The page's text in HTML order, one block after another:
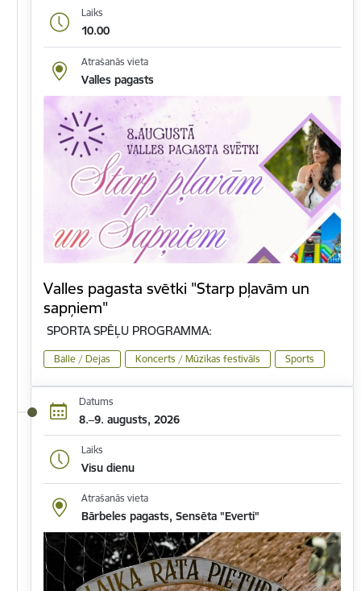
Laiks
10.00
Atrašanās vieta
Valles pagasts
Valles pagasta svētki "Starp pļavām un
sapņiem"
SPORTA SPĒĻU PROGRAMMA:
Balle / Dejas Koncerts / Mūzikas festivāls Sports
Datums
8.–9. augusts, 2026
Laiks
Visu dienu
Atrašanās vieta
Bārbeles pagasts, Sensēta "Everti"